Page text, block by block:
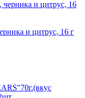
и цитрус, 16 г